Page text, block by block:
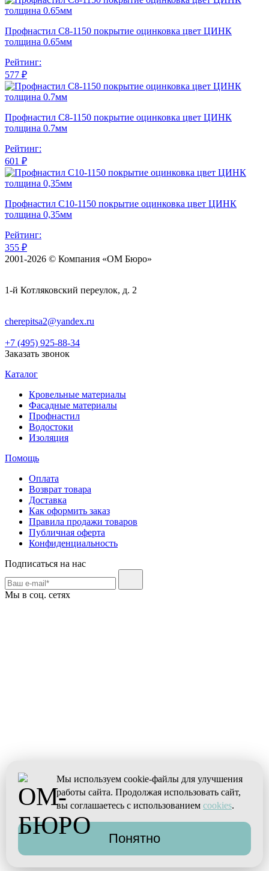
Профнастил С8-1150 покрытие оцинковка цвет ЦИНК
толщина 0.65мм
Рейтинг:
577 ₽
Профнастил С8-1150 покрытие оцинковка цвет ЦИНК
толщина 0.7мм
Рейтинг:
601 ₽
Профнастил С10-1150 покрытие оцинковка цвет ЦИНК
толщина 0,35мм
Рейтинг:
355 ₽
2001-2026 © Компания «ОМ Бюро»
1-й Котляковский переулок, д. 2
cherepitsa2@yandex.ru
+7 (495) 925-88-34
Заказать звонок
Каталог
Кровельные материалы
Фасадные материалы
Профнастил
Водостоки
Изоляция
Помощь
Оплата
Возврат товара
Доставка
Как оформить заказ
Правила продажи товаров
Публичная оферта
Конфиденциальность
Подписаться на нас
Мы в соц. сетях
Мы используем cookie-файлы для улучшения
работы сайта. Продолжая использовать сайт,
вы соглашаетесь с использованием cookies.
Понятно